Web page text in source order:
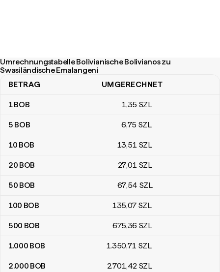
Umrechnungstabelle Bolivianische Bolivianos zu
Swasiländische Emalangeni
Umrechnungstabelle Bolivianische Bolivianos zu Swasiländische
BETRAG UMGERECHNET
1BOB 1,35 SZL
5 BOB 6,75 SZL
10 BOB 13,51 SZL
20 BOB 27,01 SZL
50 BOB 67,54 SZL
100 BOB 135,07 SZL
500 BOB 675,36 SZL
1.000 BOB 1.350,71 SZL
2.000 BOB 2.701,42 SZL